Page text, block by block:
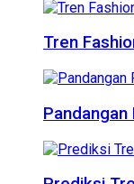
Tren